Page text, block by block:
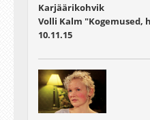
Karjäärikohvik
Volli Kalm
10.11.15